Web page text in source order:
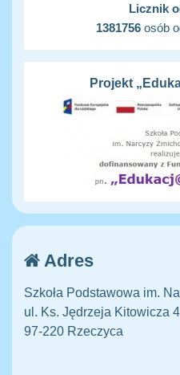
Licznik
1381756osób
Projekt
Adres
Szkoła Podstawowa im.
ul. Ks. Jędrzeja Kitowicza 4
97-220 Rzeczyca